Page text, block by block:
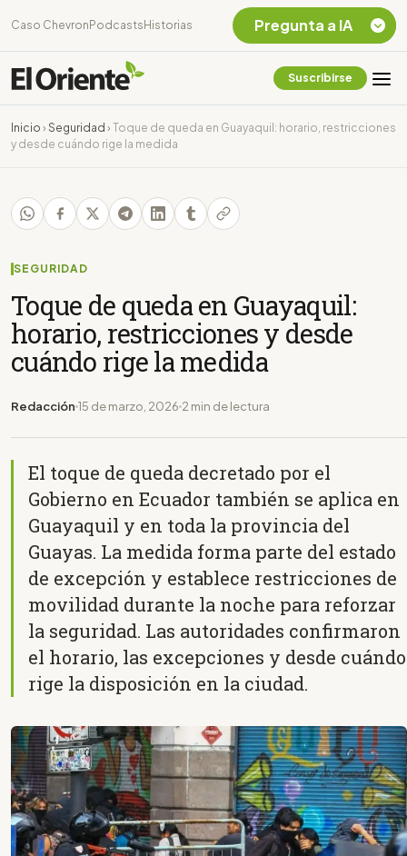
Caso Chevron Podcasts Historias
Suscribirse
Inicio › Seguridad › Toque de queda en Guayaquil: horario, restricciones
y desde cuándo rige la medida
SEGURIDAD
Toque de queda en Guayaquil:
horario, restricciones y desde
cuándo rige la medida
Redacción 15 de marzo, 2026 2 min de lectura
El toque de queda decretado por el
Gobierno en Ecuador también se aplica en
Guayaquil y en toda la provincia del
Guayas. La medida forma parte del estado
de excepción y establece restricciones de
movilidad durante la noche para reforzar
la seguridad. Las autoridades confirmaron
el horario, las excepciones y desde cuándo
rige la disposición en la ciudad.
Pregunta a IA
Chevron Ecuador